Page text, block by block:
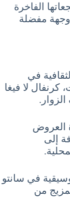
الفاخرة
وجهة مفضلة
في
كرنفال لا فيغا
العروض
إلى
في سانتو
من